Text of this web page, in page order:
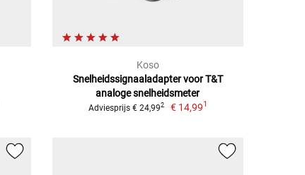
Koso
Snelheidssignaaladapter voor T&T
analoge snelheidsmeter
Adviesprijs € 24,992 € 14,991